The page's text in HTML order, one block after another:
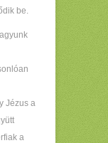
be.
Jézus a
a